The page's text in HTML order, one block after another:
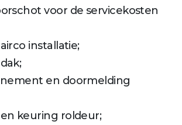
voor de servicekosten
installatie;
en doormelding
keuring roldeur;